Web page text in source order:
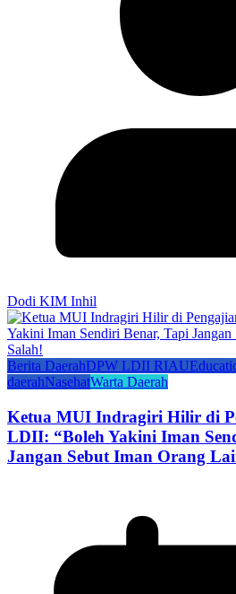
Dodi KIM Inhil
Berita DaerahDPW LDII RIAU
daerahNasehatWarta Daerah
Ketua MUI Indragiri Hilir di
LDII: “Boleh Yakini Iman
Jangan Sebut Iman Orang